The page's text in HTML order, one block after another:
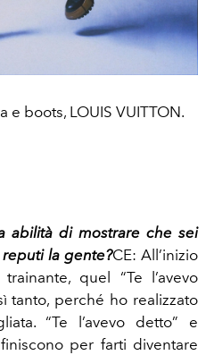
boots, LOUIS VUITTON.
abilità di mostrare che sei
la gente?CE: All’inizio
quel “Te l’avevo
tanto, perché ho realizzato
“Te l’avevo detto” e
per farti diventare